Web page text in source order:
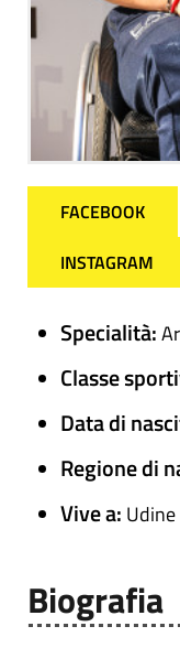
FACEBOOK
INSTAGRAM
Specialità:
Classe
Data di
Regione di
Vive a: Udine
Biografia